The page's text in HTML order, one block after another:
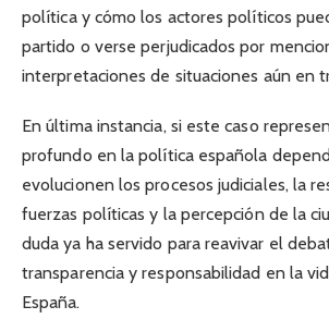
política y cómo los actores políticos
partido o verse perjudicados por
interpretaciones de situaciones aún en
En última instancia, si este caso
profundo en la política española
evolucionen los procesos judiciales, la
fuerzas políticas y la percepción de la
duda ya ha servido para reavivar el
transparencia y responsabilidad en la
España.